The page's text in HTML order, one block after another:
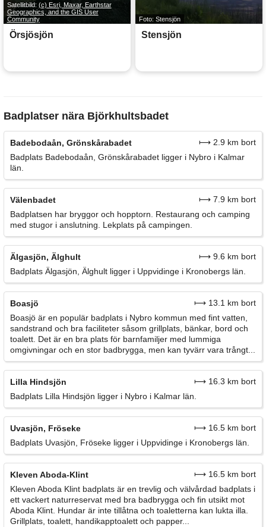
Satellitbild: (c) Esri, Maxar, Earthstar
Geographics, and the GIS User
Community
Örsjösjön
Foto: Stensjön
Stensjön
Badplatser nära Björkhultsbadet
Badebodaån, Grönskårabadet
⟼ 2.9 km bort
Badplats Badebodaån, Grönskårabadet ligger i Nybro i Kalmar
län.
Välenbadet
⟼ 7.9 km bort
Badplatsen har bryggor och hopptorn. Restaurang och camping
med stugor i anslutning. Lekplats på campingen.
Älgasjön, Älghult
⟼ 9.6 km bort
Badplats Älgasjön, Älghult ligger i Uppvidinge i Kronobergs län.
Boasjö
⟼ 13.1 km bort
Boasjö är en populär badplats i Nybro kommun med fint vatten,
sandstrand och bra faciliteter såsom grillplats, bänkar, bord och
toalett. Det är en bra plats för barnfamiljer med lummiga
omgivningar och en stor badbrygga, men kan tyvärr vara trångt...
Lilla Hindsjön
⟼ 16.3 km bort
Badplats Lilla Hindsjön ligger i Nybro i Kalmar län.
Uvasjön, Fröseke
⟼ 16.5 km bort
Badplats Uvasjön, Fröseke ligger i Uppvidinge i Kronobergs län.
Kleven Aboda-Klint
⟼ 16.5 km bort
Kleven Aboda Klint badplats är en trevlig och välvårdad badplats i
ett vackert naturreservat med bra badbrygga och fin utsikt mot
Aboda Klint. Hundar är inte tillåtna och toaletterna kan lukta illa.
Grillplats, toalett, handikapptoalett och papper...